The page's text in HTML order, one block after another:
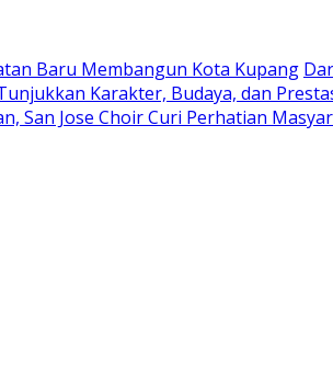
Baru Membangun Kota Kupang
Karakter, Budaya, dan
San Jose Choir Curi Perhatian